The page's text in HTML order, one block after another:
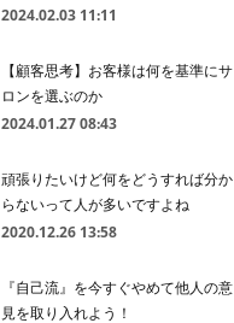
2024.02.03 11:11
【顧客思考】お客様は何を基準にサ
ロンを選ぶのか
2024.01.27 08:43
頑張りたいけど何をどうすれば分か
らないって人が多いですよね
2020.12.26 13:58
『自己流』を今すぐやめて他人の意
見を取り入れよう！